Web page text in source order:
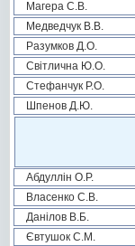
Магера С.В.
Медведчук В.В.
Разумков Д.О.
Світлична Ю.О.
Стефанчук Р.О.
Шпенов Д.Ю.
Абдуллін О.Р.
Власенко С.В.
Данілов В.Б.
Євтушок С.М.